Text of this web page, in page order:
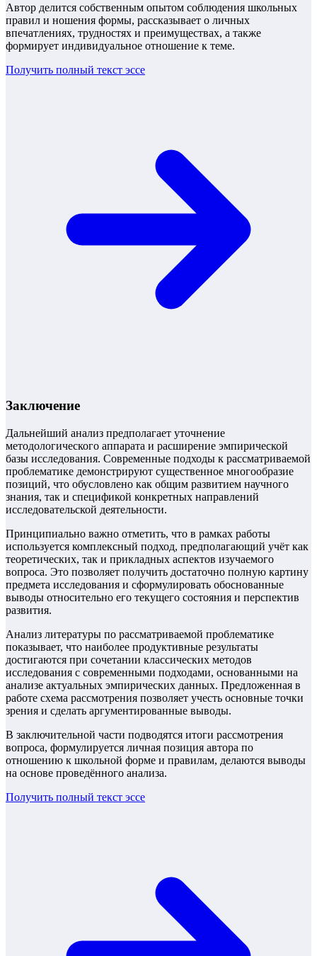
Автор делится собственным опытом соблюдения школьных
правил и ношения формы, рассказывает о личных
впечатлениях, трудностях и преимуществах, а также
формирует индивидуальное отношение к теме.
Получить полный текст эссе
Заключение
Дальнейший анализ предполагает уточнение
методологического аппарата и расширение эмпирической
базы исследования. Современные подходы к рассматриваемой
проблематике демонстрируют существенное многообразие
позиций, что обусловлено как общим развитием научного
знания, так и спецификой конкретных направлений
исследовательской деятельности.
Принципиально важно отметить, что в рамках работы
используется комплексный подход, предполагающий учёт как
теоретических, так и прикладных аспектов изучаемого
вопроса. Это позволяет получить достаточно полную картину
предмета исследования и сформулировать обоснованные
выводы относительно его текущего состояния и перспектив
развития.
Анализ литературы по рассматриваемой проблематике
показывает, что наиболее продуктивные результаты
достигаются при сочетании классических методов
исследования с современными подходами, основанными на
анализе актуальных эмпирических данных. Предложенная в
работе схема рассмотрения позволяет учесть основные точки
зрения и сделать аргументированные выводы.
В заключительной части подводятся итоги рассмотрения
вопроса, формулируется личная позиция автора по
отношению к школьной форме и правилам, делаются выводы
на основе проведённого анализа.
Получить полный текст эссе